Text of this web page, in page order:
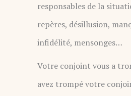
responsables de la
repères, désillusion,
infidélité, mensonges…
Votre conjoint vous a
avez trompé votre